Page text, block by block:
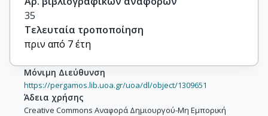
35
Τελευταία τροποποίηση
πριν από 7 έτη
Μόνιμη Διεύθυνση
https://pergamos.lib.uoa.gr/uoa/dl/object/1309651
Άδεια χρήσης
Creative Commons Αναφορά Δημιουργού-Μη Εμπορική